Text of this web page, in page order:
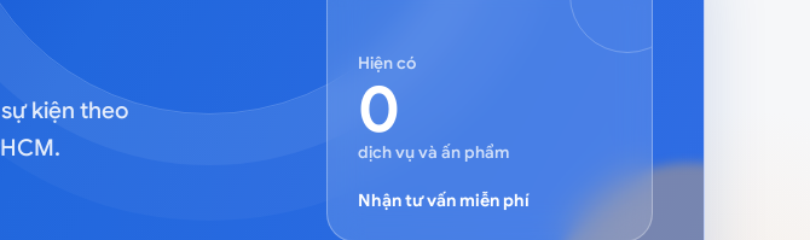
kiện theo
Hiện có
0
dịch vụ và ấn phẩm
Nhận tư vấn miễn phí